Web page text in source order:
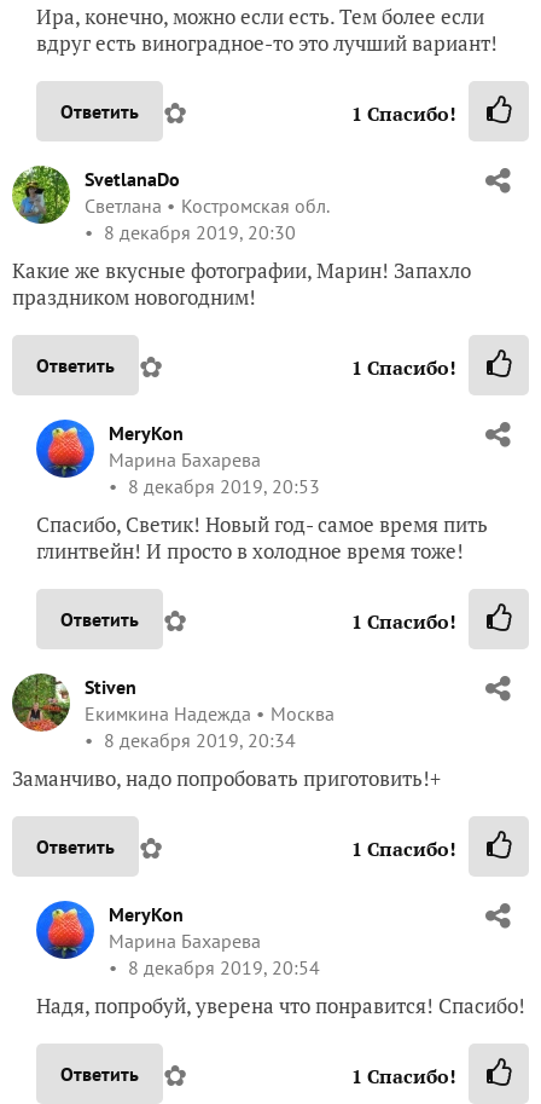
Ира, конечно, можно если есть. Тем более если
вдруг есть виноградное-то это лучший вариант!
Ответить ✿ 1 Спасибо!
SvetlanaDo
Светлана
Костромская обл.
8 декабря 2019, 20:30
Какие же вкусные фотографии, Марин! Запахло
праздником новогодним!
Ответить ✿ 1 Спасибо!
MeryKon
Марина Бахарева
8 декабря 2019, 20:53
Спасибо, Светик! Новый год- самое время пить
глинтвейн! И просто в холодное время тоже!
Ответить ✿ 1 Спасибо!
Stiven
Екимкина Надежда
Москва
8 декабря 2019, 20:34
Заманчиво, надо попробовать приготовить!+
Ответить ✿ 1 Спасибо!
MeryKon
Марина Бахарева
8 декабря 2019, 20:54
Надя, попробуй, уверена что понравится! Спасибо!
Ответить ✿ 1 Спасибо!